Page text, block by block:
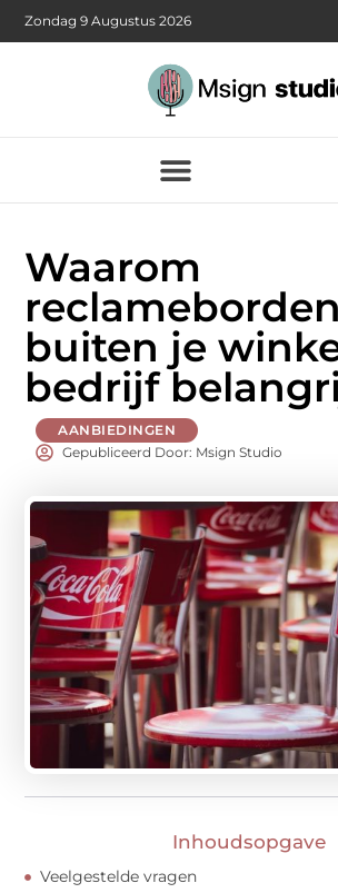
Zondag 9 Augustus 2026
Waarom
reclameborden
buiten je
bedrijf
AANBIEDINGEN
Gepubliceerd Door: Msign Studio
Inhoudsopgave
Veelgestelde vragen